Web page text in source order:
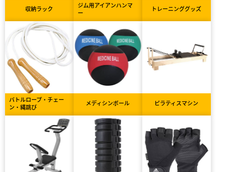
収納ラック
ジム用アイアンハンマ
ー
トレーニンググッズ
バトルロープ・チェー
ン・縄跳び
メディシンボール ピラティスマシン